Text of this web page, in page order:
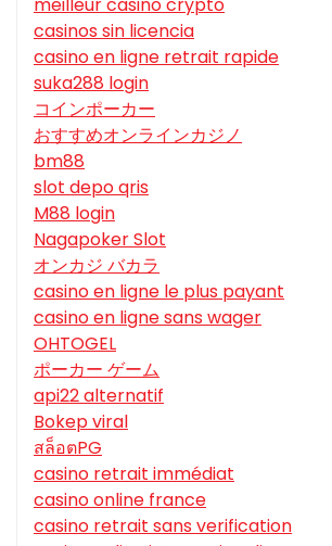
casinos sin licencia
casino en ligne retrait rapide
suka288 login
コインポーカー
おすすめオンラインカジノ
bm88
slot depo qris
M88 login
Nagapoker Slot
オンカジ バカラ
casino en ligne le plus payant
casino en ligne sans wager
OHTOGEL
ポーカー ゲーム
api22 alternatif
Bokep viral
สล็อตPG
casino retrait immédiat
casino online france
casino retrait sans verification